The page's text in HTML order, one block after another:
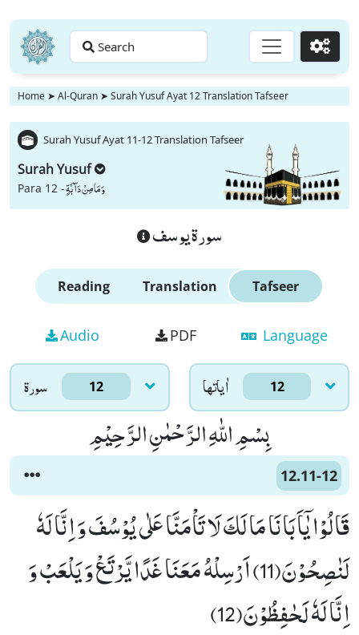
Search Go
Home ➤ Al-Quran ➤ Surah Yusuf Ayat 12 Translation Tafseer
Surah Yusuf Ayat 11-12 Translation Tafseer
Surah Yusuf
Para 12 -وَ مَا مِنْ دَآبَّةٍ
سورة يوسف
Reading Translation Tafseer
Audio PDF Language
سورۃ 12 اٰياتها 12
بِسْمِ اللّٰهِ الرَّحْمٰنِ الرَّحِیْمِ
12.11-12
قَالُوْا یٰۤاَبَانَا مَا لَكَ لَا تَاْمَنَّا عَلٰى یُوْسُفَ وَ اِنَّا لَهٗ
لَنٰصِحُوْنَ(11) اَرْسِلْهُ مَعَنَا غَدًا یَّرْتَعْ وَ یَلْعَبْ وَ
اِنَّا لَهٗ لَحٰفِظُوْنَ(12)